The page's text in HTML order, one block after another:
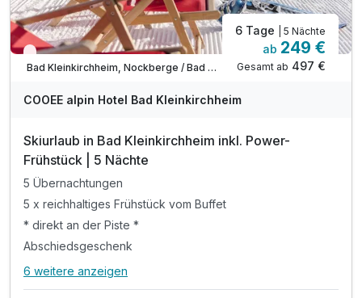
Wieder frei ab Dezember
Bad Kleinkirchheim, Nockberge / Bad Kleinkirchheim
6 Tage | 5 Nächte
ab 249 €
Gesamt ab 497 €
COOEE alpin Hotel Bad Kleinkirchheim
Skiurlaub in Bad Kleinkirchheim inkl. Power-
Frühstück | 5 Nächte
5 Übernachtungen
5 x reichhaltiges Frühstück vom Buffet
* direkt an der Piste *
Abschiedsgeschenk
Alle Inklusivleistungen
6 weitere anzeigen